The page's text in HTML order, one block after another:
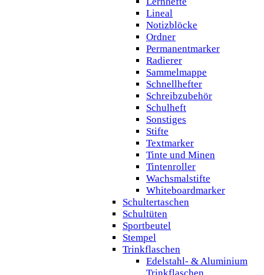
Lineal
Notizblöcke
Ordner
Permanentmarker
Radierer
Sammelmappe
Schnellhefter
Schreibzubehör
Schulheft
Sonstiges
Stifte
Textmarker
Tinte und Minen
Tintenroller
Wachsmalstifte
Whiteboardmarker
Schultertaschen
Schultüten
Sportbeutel
Stempel
Trinkflaschen
Edelstahl- & Aluminium